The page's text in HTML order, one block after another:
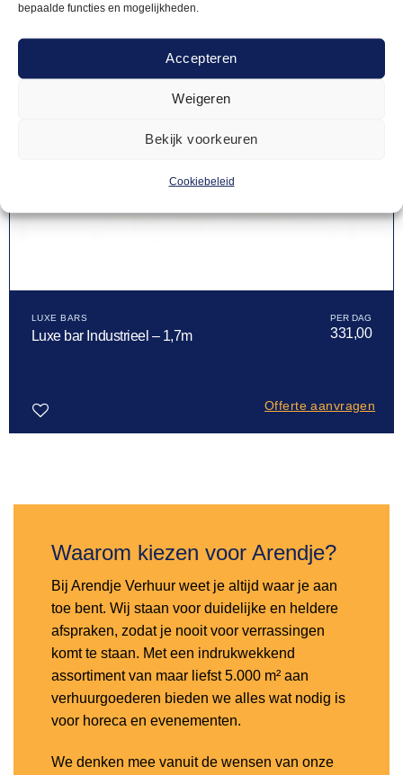
bepaalde functies en mogelijkheden.
Accepteren
Weigeren
Bekijk voorkeuren
Cookiebeleid
LUXE BARS
Luxe bar Industrieel – 1,7m 331,00
Offerte aanvragen
Waarom kiezen voor Arendje?
Bij Arendje Verhuur weet je altijd waar je aan
toe bent. Wij staan voor duidelijke en heldere
afspraken, zodat je nooit voor verrassingen
komt te staan. Met een indrukwekkend
assortiment van maar liefst 5.000 m² aan
verhuurgoederen bieden we alles wat nodig is
voor horeca en evenementen.
We denken mee vanuit de wensen van onze